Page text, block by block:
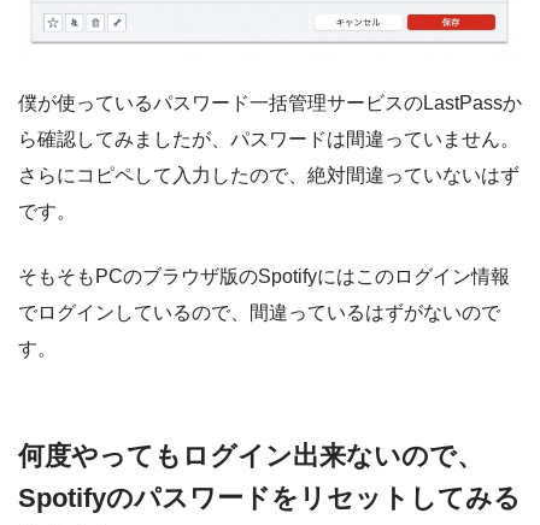
僕が使っているパスワード一括管理サービスのLastPassか
ら確認してみましたが、パスワードは間違っていません。
さらにコピペして入力したので、絶対間違っていないはず
です。
そもそもPCのブラウザ版のSpotifyにはこのログイン情報
でログインしているので、間違っているはずがないので
す。
何度やってもログイン出来ないので、
Spotifyのパスワードをリセットしてみる